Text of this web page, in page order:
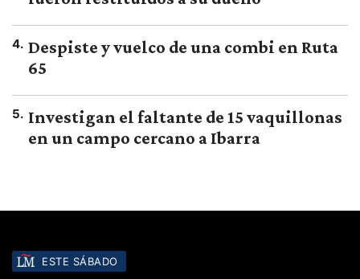
4. Despiste y vuelco de una combi en Ruta
65
5. Investigan el faltante de 15 vaquillonas
en un campo cercano a Ibarra
ESTE SÁBADO